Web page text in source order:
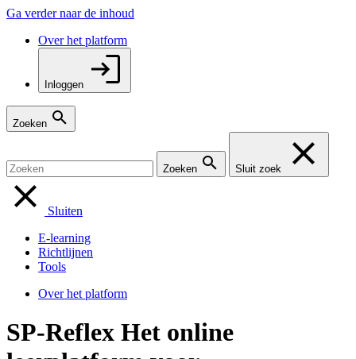
Ga verder naar de inhoud
Over het platform
Inloggen
Zoeken
Zoeken Sluit zoek
Sluiten
E-learning
Richtlijnen
Tools
Over het platform
SP-Reflex Het online